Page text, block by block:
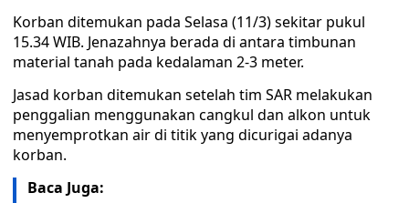
Korban ditemukan pada Selasa (11/3) sekitar pukul
15.34 WIB. Jenazahnya berada di antara timbunan
material tanah pada kedalaman 2-3 meter.
Jasad korban ditemukan setelah tim SAR melakukan
penggalian menggunakan cangkul dan alkon untuk
menyemprotkan air di titik yang dicurigai adanya
korban.
Baca Juga: